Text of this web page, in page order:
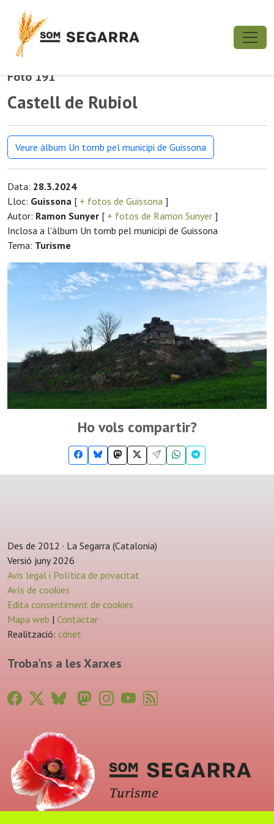
Foto 191
Castell de Rubiol
Veure àlbum Un tomb pel municipi de Guissona
Data: 28.3.2024
Lloc: Guissona [ + fotos de Guissona ]
Autor: Ramon Sunyer [ + fotos de Ramon Sunyer ]
Inclosa a l'àlbum Un tomb pel municipi de Guissona
Tema: Turisme
Ho vols compartir?
Des de 2012 · La Segarra (Catalonia)
Versió juny 2026
Avis legal i Política de privacitat
Avís de cookies
Edita consentiment de cookies
Mapa web | Contactar
Realització: cdnet
Troba'ns a les Xarxes